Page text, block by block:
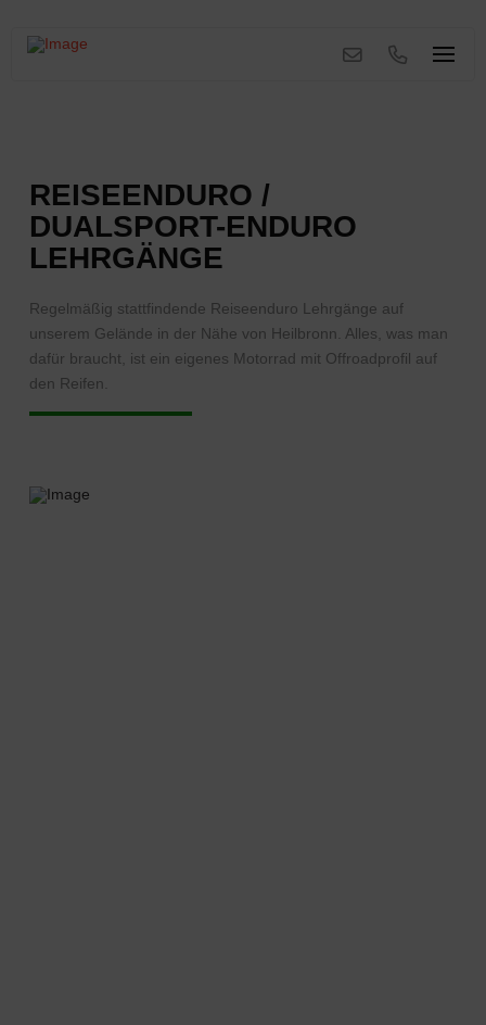
REISEENDURO /
DUALSPORT-ENDURO
LEHRGÄNGE
Regelmäßig stattfindende Reiseenduro Lehrgänge auf
unserem Gelände in der Nähe von Heilbronn. Alles, was man
dafür braucht, ist ein eigenes Motorrad mit Offroadprofil auf
den Reifen.